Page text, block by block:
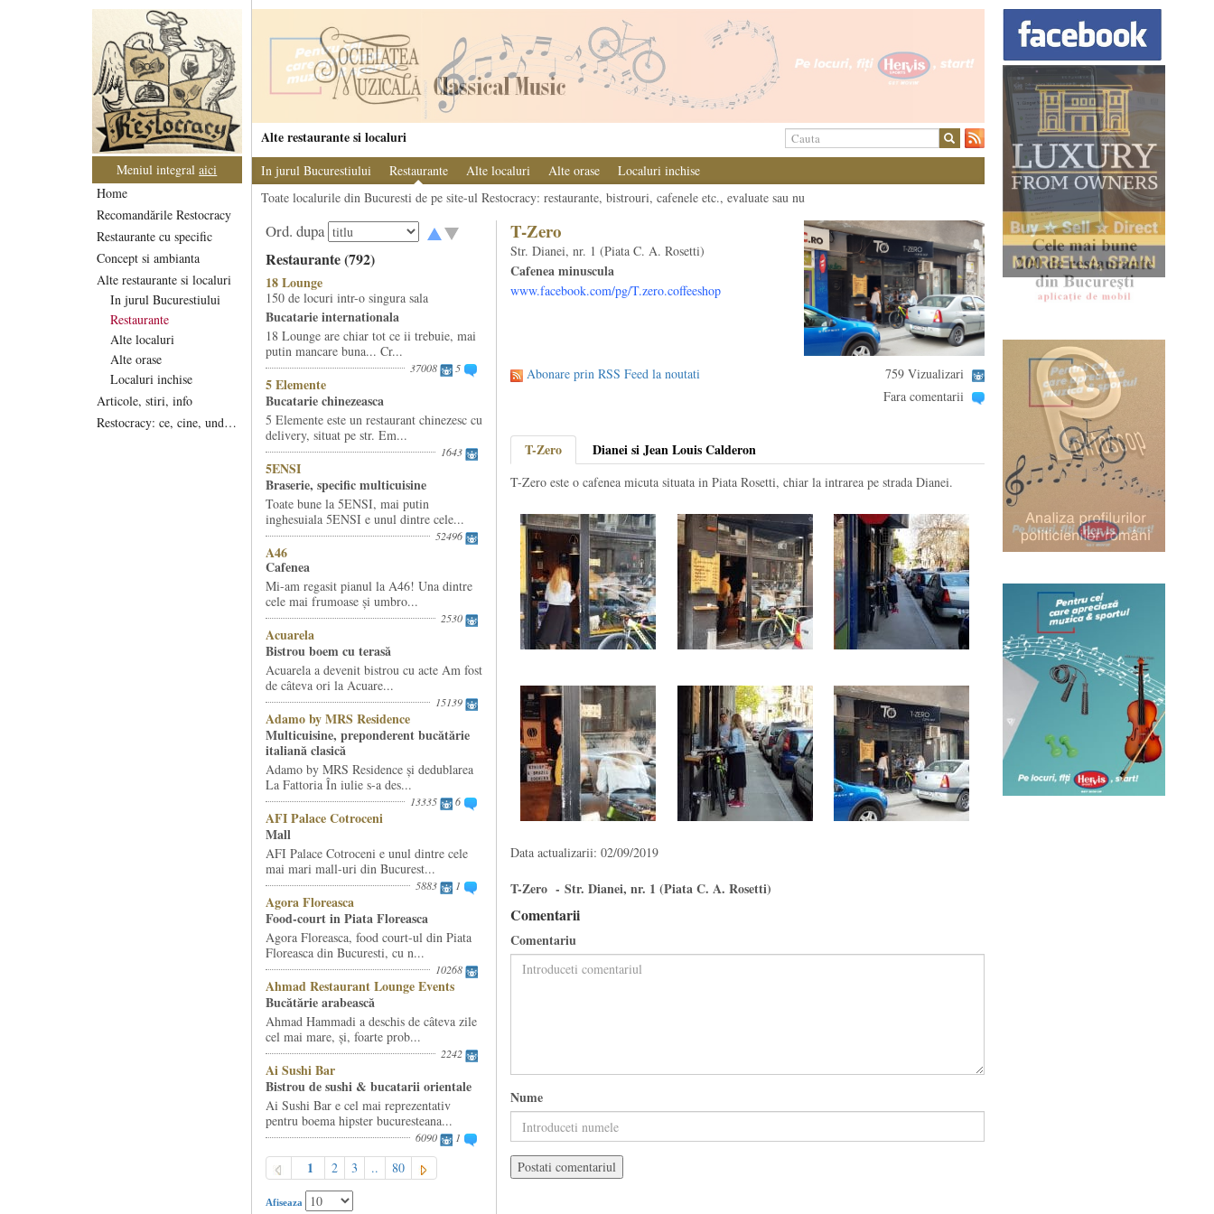
Meniul integralaici
Home
Recomandările Restocracy
Restaurante cu specific
Concept si ambianta
Alte restaurante si localuri
In jurul Bucurestiului
Restaurante
Alte localuri
Alte orase
Localuri inchise
Articole, stiri, info
Restocracy: ce, cine, unde...
Alte restaurante si localuri
In jurul Bucurestiului Restaurante Alte localuri Alte orase
Localuri inchise
Toate localurile din Bucuresti de pe site-ul Restocracy: restaurante, bistrouri, cafenele etc., evaluate sau nu
Ord. dupa
Restaurante (792)
18 Lounge
150 de locuri intr-o singura sala
Bucatarie internationala
18 Lounge are chiar tot ce ii trebuie, mai
putin mancare buna... Cr...
37008 5
5 Elemente
Bucatarie chinezeasca
5 Elemente este un restaurant chinezesc cu
delivery, situat pe str. Em...
1643
5ENSI
Braserie, specific multicuisine
Toate bune la 5ENSI, mai putin
inghesuiala 5ENSI e unul dintre cele...
52496
A46
Cafenea
Mi-am regasit pianul la A46! Una dintre
cele mai frumoase și umbro...
2530
Acuarela
Bistrou boem cu terasă
Acuarela a devenit bistrou cu acte Am fost
de câteva ori la Acuare...
15139
Adamo by MRS Residence
Multicuisine, preponderent bucătărie
italiană clasică
Adamo by MRS Residence și dedublarea
La Fattoria În iulie s-a des...
13335 6
AFI Palace Cotroceni
Mall
AFI Palace Cotroceni e unul dintre cele
mai mari mall-uri din Bucurest...
5883 1
Agora Floreasca
Food-court in Piata Floreasca
Agora Floreasca, food court-ul din Piata
Floreasca din Bucuresti, cu n...
10268
Ahmad Restaurant Lounge Events
Bucătărie arabească
Ahmad Hammadi a deschis de câteva zile
cel mai mare, și, foarte prob...
2242
Ai Sushi Bar
Bistrou de sushi & bucatarii orientale
Ai Sushi Bar e cel mai reprezentativ
pentru boema hipster bucuresteana...
6090 1
1 2 3 .. 80
Afiseaza
T-Zero
Str. Dianei, nr. 1 (Piata C. A. Rosetti)
Cafenea minuscula
www.facebook.com/pg/T.zero.coffeeshop
Abonare prin RSS Feed la noutati
759 Vizualizari
Fara comentarii
T-Zero Dianei si Jean Louis Calderon
T-Zero este o cafenea micuta situata in Piata Rosetti, chiar la intrarea pe strada Dianei.
Data actualizarii: 02/09/2019
T-Zero - Str. Dianei, nr. 1 (Piata C. A. Rosetti)
Comentarii
Comentariu
Nume